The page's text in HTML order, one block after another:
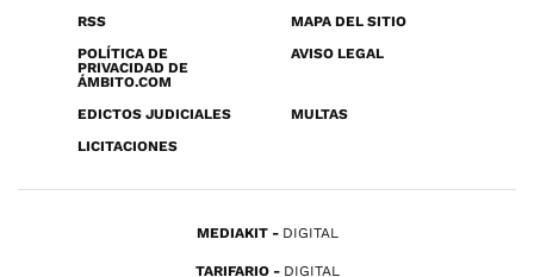
RSS
MAPA DEL SITIO
POLÍTICA DE
PRIVACIDAD DE
ÁMBITO.COM
AVISO LEGAL
EDICTOS JUDICIALES
MULTAS
LICITACIONES
MEDIAKIT DIGITAL
TARIFARIO DIGITAL